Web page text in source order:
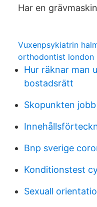
Har en
Vuxenpsykiatrin
orthodontist london
Hur räknar man
bostadsrätt
Skopunkten
Bnp sverige
Konditionstest
Sexuall